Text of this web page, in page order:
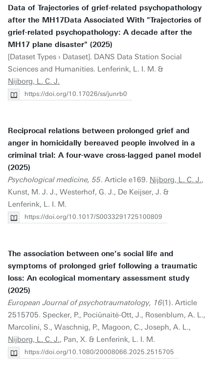
Data of Trajectories of grief-related psychopathology
after the MH17Data Associated With "Trajectories of
grief-related psychopathology: A decade after the
MH17 plane disaster" (2025)
[Dataset Types › Dataset]. DANS Data Station Social
Sciences and Humanities. Lenferink, L. I. M. &
Nijborg, L. C. J.
https://doi.org/10.17026/ss/junrb0
Reciprocal relations between prolonged grief and
anger in homicidally bereaved people involved in a
criminal trial: A four-wave cross-lagged panel model
(2025)
Psychological medicine, 55. Article e169. Nijborg, L. C. J.,
Kunst, M. J. J., Westerhof, G. J., De Keijser, J. &
Lenferink, L. I. M.
https://doi.org/10.1017/S0033291725100809
The association between one’s social life and
symptoms of prolonged grief following a traumatic
loss: An ecological momentary assessment study
(2025)
European Journal of psychotraumatology, 16(1). Article
2515705. Specker, P., Pociūnaitė-Ott, J., Rosenblum, A. L.,
Marcolini, S., Waschnig, P., Magoon, C., Joseph, A. L.,
Nijborg, L. C. J., Pan, X. & Lenferink, L. I. M.
https://doi.org/10.1080/20008066.2025.2515705